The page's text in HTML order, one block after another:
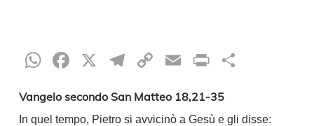
WhatsApp
Facebook
X Telegram
CopyEmailPrint
Vangelo secondo San Matteo 18,21-35
In quel tempo, Pietro si avvicinò a Gesù e gli disse: